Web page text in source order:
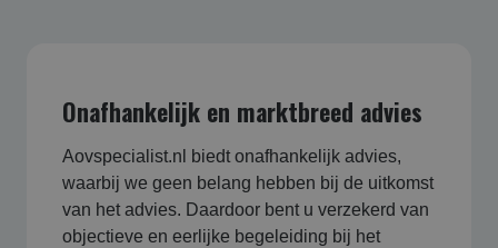
Onafhankelijk en marktbreed advies
Aovspecialist.nl biedt onafhankelijk advies,
waarbij we geen belang hebben bij de uitkomst
van het advies. Daardoor bent u verzekerd van
objectieve en eerlijke begeleiding bij het